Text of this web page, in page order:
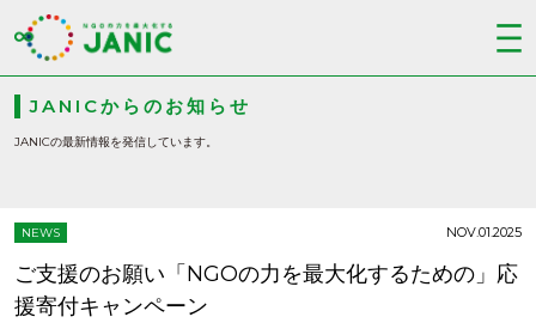
JANICからのお知らせ
JANICの最新情報を発信しています。
NEWS
ご支援のお願い「NGOの力を最大化するための」応
援寄付キャンペーン
NOV.01.2025